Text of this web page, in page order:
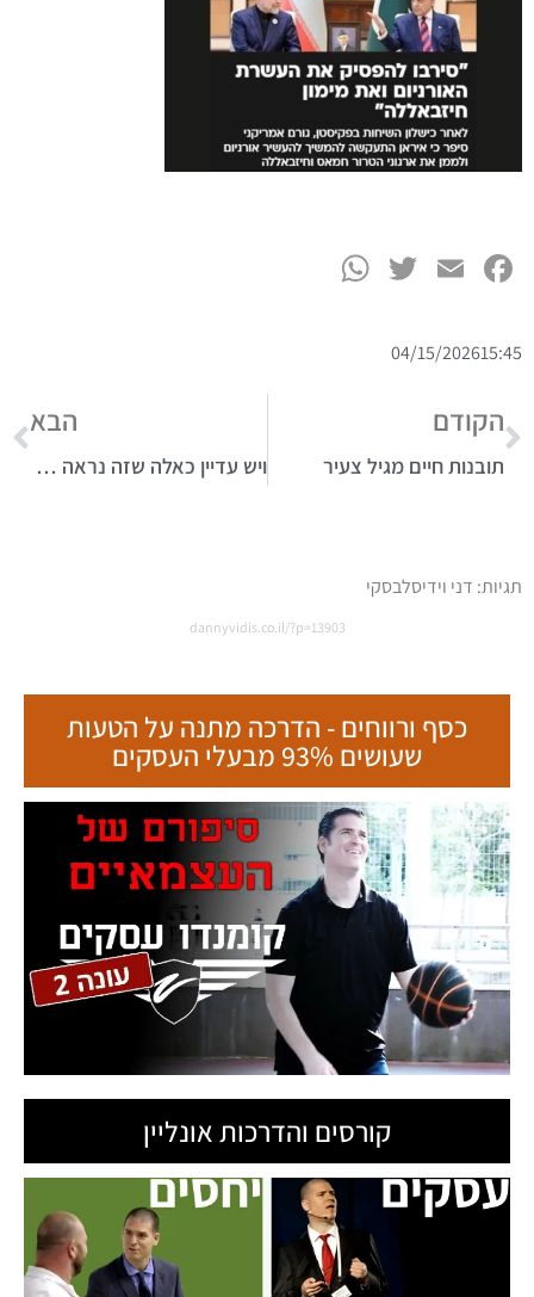
Facebook
Email
Twitter
15:45
04/15/2026
הקודם
תובנות חיים מגיל צעיר
הבא
ויש עדיין כאלה שזה נראה להם הגיוני
תגיות: דני וידיסלבסקי
dannyvidis.co.il/?p=13903
כסף ורווחים - הדרכה מתנה על הטעות
שעושים 93% מבעלי העסקים
קורסים והדרכות אונליין